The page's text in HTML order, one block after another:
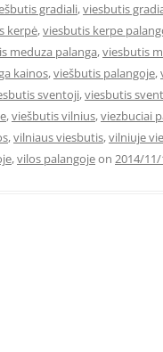
gradiali,viesbutis
kerpė,viesbutis kerpe
meduza palanga,viesbutis
kainos,viešbutis palangoje,
sventoji,viesbutis
,viešbutis vilnius,viezbuciai
,vilniaus viesbutis,vilniuje
,vilos palangojeon 2014/